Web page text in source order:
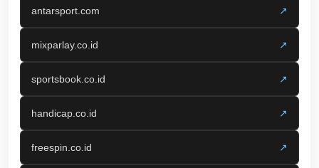
antarsport.com ↗
mixparlay.co.id ↗
sportsbook.co.id ↗
handicap.co.id ↗
freespin.co.id ↗